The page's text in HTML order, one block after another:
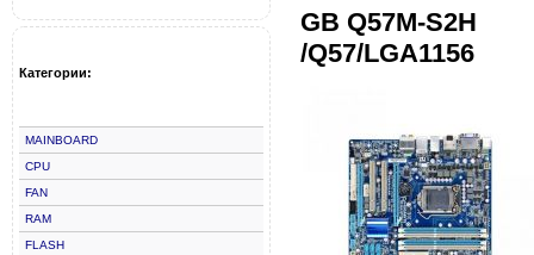
Категории:
MAINBOARD
CPU
FAN
RAM
FLASH
GB Q57M-S2H
/Q57/LGA1156